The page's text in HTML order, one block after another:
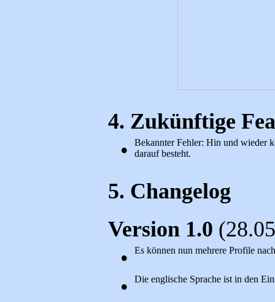
4. Zukünftige
•
Bekannter Fehler: Hin und wieder
darauf besteht.
5. Changelog
Version 1.0
•
Es können nun mehrere Profile
• Die englische Sprache ist in den